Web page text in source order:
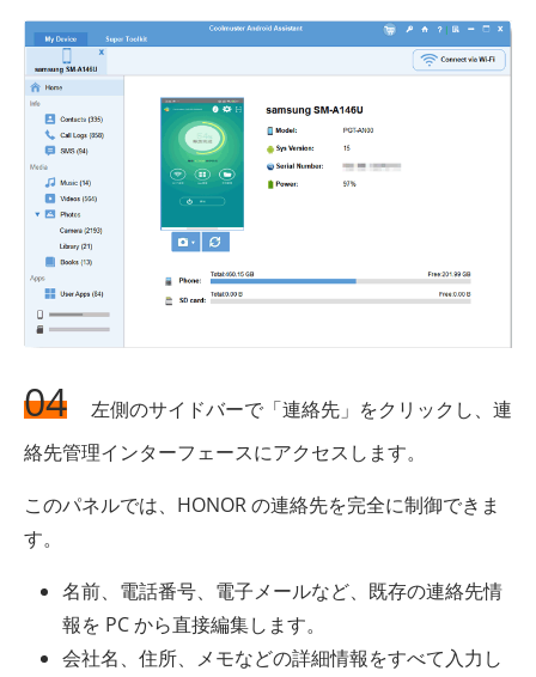
04
左側のサイドバーで「連絡先」をクリックし、連
絡先管理インターフェースにアクセスします。
このパネルでは、HONOR の連絡先を完全に制御できま
す。
名前、電話番号、電子メールなど、既存の連絡先情
報を PC から直接編集します。
会社名、住所、メモなどの詳細情報をすべて入力し